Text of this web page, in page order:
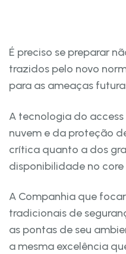
É preciso se preparar
trazidos pelo novo
para as ameaças
A tecnologia do
nuvem e da proteção
crítica quanto a dos
disponibilidade no core
A Companhia que
tradicionais de
as pontas de seu
a mesma excelência